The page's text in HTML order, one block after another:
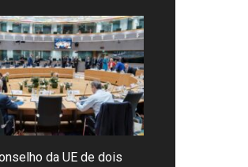
da UE de dois